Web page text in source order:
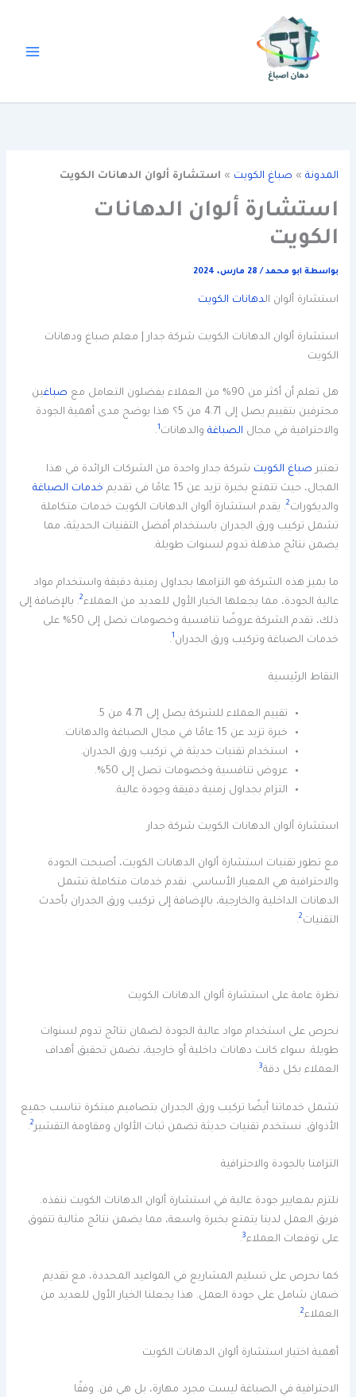
المدونة » صباغ الكويت » استشارة ألوان الدهانات الكويت
استشارة ألوان الدهانات
الكويت
بواسطة ابو محمد/ 28 مارس، 2024
استشارة ألوان الدهانات الكويت
استشارة ألوان الدهانات الكويت شركة جدار | معلم صباغ ودهانات
الكويت
هل تعلم أن أكثر من 90% من العملاء يفضلون التعامل مع صباغين
محترفين بتقييم يصل إلى 4.71 من 5؟ هذا يوضح مدى أهمية الجودة
والاحترافية في مجال الصباغة والدهانات1
.
تعتبر صباغ الكويت شركة جدار واحدة من الشركات الرائدة في هذا
المجال، حيث تتمتع بخبرة تزيد عن 15 عامًا في تقديم
خدمات الصباغة
والديكورات2. يقدم استشارة ألوان الدهانات الكويت خدمات متكاملة
تشمل تركيب ورق الجدران باستخدام أفضل التقنيات الحديثة، مما
يضمن نتائج مذهلة تدوم لسنوات طويلة.
ما يميز هذه الشركة هو التزامها بجداول زمنية دقيقة واستخدام مواد
عالية الجودة، مما يجعلها الخيار الأول للعديد من العملاء2. بالإضافة إلى
ذلك، تقدم الشركة عروضًا تنافسية وخصومات تصل إلى 50% على
خدمات الصباغة وتركيب ورق الجدران1
.
النقاط الرئيسية
تقييم العملاء للشركة يصل إلى 4.71 من 5.
خبرة تزيد عن 15 عامًا في مجال الصباغة والدهانات.
استخدام تقنيات حديثة في تركيب ورق الجدران.
عروض تنافسية وخصومات تصل إلى 50%.
التزام بجداول زمنية دقيقة وجودة عالية.
استشارة ألوان الدهانات الكويت شركة جدار
مع تطور تقنيات استشارة ألوان الدهانات الكويت، أصبحت الجودة
والاحترافية هي المعيار الأساسي. نقدم خدمات متكاملة تشمل
الدهانات الداخلية والخارجية، بالإضافة إلى تركيب ورق الجدران بأحدث
التقنيات2
.
نظرة عامة على استشارة ألوان الدهانات الكويت
نحرص على استخدام مواد عالية الجودة لضمان نتائج تدوم لسنوات
طويلة. سواء كانت دهانات داخلية أو خارجية، نضمن تحقيق أهداف
العملاء بكل دقة3
.
تشمل خدماتنا أيضًا تركيب ورق الجدران بتصاميم مبتكرة تناسب جميع
الأذواق. نستخدم تقنيات حديثة تضمن ثبات الألوان ومقاومة التقشير 2
.
التزامنا بالجودة والاحترافية
نلتزم بمعايير جودة عالية في استشارة ألوان الدهانات الكويت ننفذه.
فريق العمل لدينا يتمتع بخبرة واسعة، مما يضمن نتائج مثالية تتفوق
على توقعات العملاء3
.
كما نحرص على تسليم المشاريع في المواعيد المحددة، مع تقديم
ضمان شامل على جودة العمل. هذا يجعلنا الخيار الأول للعديد من
العملاء2
.
أهمية اختيار استشارة ألوان الدهانات الكويت
الاحترافية في الصباغة ليست مجرد مهارة، بل هي فن. وفقًا